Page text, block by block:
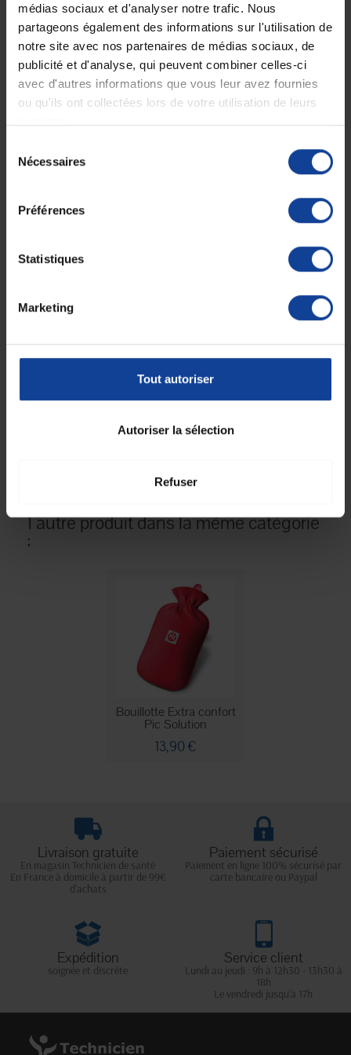
médias sociaux et d'analyser notre trafic. Nous
partageons également des informations sur l'utilisation de
notre site avec nos partenaires de médias sociaux, de
publicité et d'analyse, qui peuvent combiner celles-ci
avec d'autres informations que vous leur avez fournies
ou qu'ils ont collectées lors de votre utilisation de leurs
Nécessaires
Préférences
Statistiques
Marketing
Tout autoriser
Autoriser la sélection
Refuser
En France à domicile à partir de 99€
d'achats
carte bancaire ou Paypal
Expédition
soignée et discrète
Service client
Lundi au jeudi : 9h à 12h30 - 13h30 à
Le vendredi jusqu'à 17h
Bouillotte en caoutchouc.
Fiche technique
consommation
1 autre produit dans la même catégorie
:
Bouillotte Extra confort
Pic Solution
13,90 €
Livraison gratuite
En magasin Technicien de santé
En France à domicile à partir de 99€
d'achats
Paiement sécurisé
Paiement en ligne 100% sécurisé par
carte bancaire ou Paypal
Expédition
soignée et discrète
Service client
Lundi au jeudi : 9h à 12h30 - 13h30 à
18h
Le vendredi jusqu'à 17h